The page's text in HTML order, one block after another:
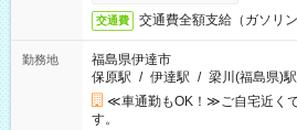
交通費 交通費全額支給（ガソリン
勤務地
福島県伊達市
保原駅 / 伊達駅 / 梁川(福島県)駅
≪車通勤もOK！≫ご自宅近く
す。